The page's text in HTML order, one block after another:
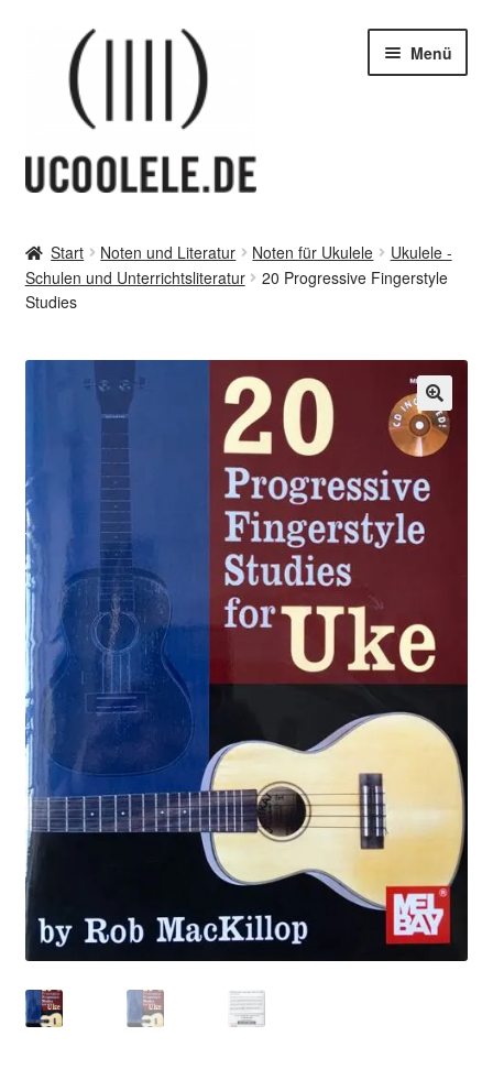
Navigation
springen
springen
Menü
Tipps
öffnen
vor Ort – in Leipzig
Kontakt / Impressum / AGB & co
Start Noten und Literatur Noten für Ukulele
Ukulele -
Schulen und Unterrichtsliteratur
20 Progressive Fingerstyle
Studies